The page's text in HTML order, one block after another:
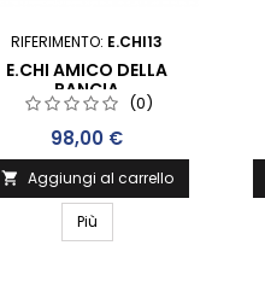
RIFERIMENTO: E.CHI13
E.CHI AMICO DELLA
PANCIA
(0)
Prezzo
98,00 €
 Aggiungi al carrello
Più